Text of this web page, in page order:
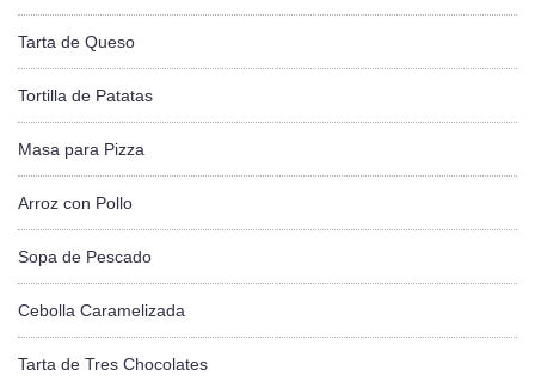
Tarta de Queso
Tortilla de Patatas
Masa para Pizza
Arroz con Pollo
Sopa de Pescado
Cebolla Caramelizada
Tarta de Tres Chocolates